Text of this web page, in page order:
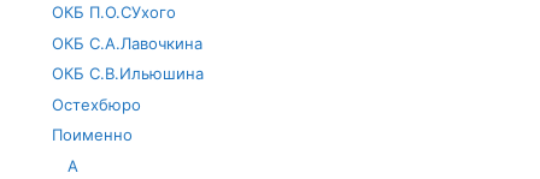
ОКБ П.О.СУхого
ОКБ С.А.Лавочкина
ОКБ С.В.Ильюшина
Остехбюро
Поименно
А